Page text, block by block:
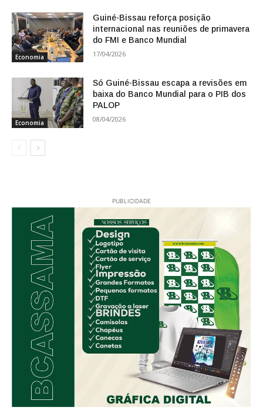
Economia
Guiné-Bissau reforça posição
internacional nas reuniões de primavera
do FMI e Banco Mundial
17/04/2026
Economia
Só Guiné-Bissau escapa a revisões em
baixa do Banco Mundial para o PIB dos
PALOP
08/04/2026
PUBLICIDADE